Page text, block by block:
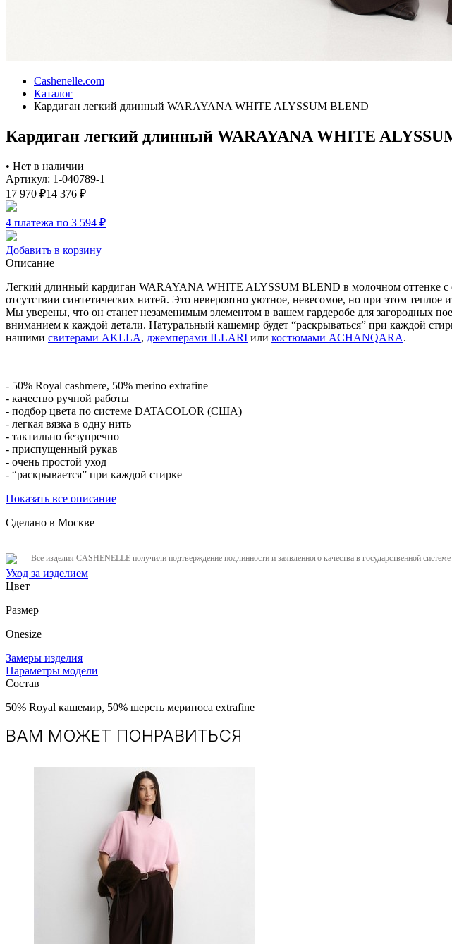
Cashenelle.com
Каталог
Кардиган легкий длинный WARAYANA WHITE ALYSSUM BLEND
Кардиган легкий длинный WARAYANA WHITE
• Нет в наличии
Артикул: 1-040789-1
17 970 ₽14 376 ₽
4 платежа по 3 594 ₽
Добавить в корзину
Описание
Легкий длинный кардиган WARAYANA WHITE ALYSSUM BLEND в молочном оттенке с
отсутствии синтетических нитей. Это невероятно уютное, невесомое, но при этом
Мы уверены, что он станет незаменимым элементом в вашем гардеробе для загородных
вниманием к каждой детали. Натуральный кашемир будет “раскрываться” при каждой
нашими свитерами AKLLA, джемперами ILLARI или костюмами ACHANQARA.
- 50% Royal cashmere, 50% merino extrafine
- качество ручной работы
- подбор цвета по системе DATACOLOR (США)
- легкая вязка в одну нить
- тактильно безупречно
- приспущенный рукав
- очень простой уход
- “раскрывается” при каждой стирке
Показать все описание
Сделано в Москве
Все изделия CASHENELLE получили подтверждение подлинности и заявленного качества в государственной
Уход за изделием
Цвет
Размер
Onesize
Замеры изделия
Параметры модели
Состав
50% Royal кашемир, 50% шерсть мериноса extrafine
ВАМ МОЖЕТ ПОНРАВИТЬСЯ